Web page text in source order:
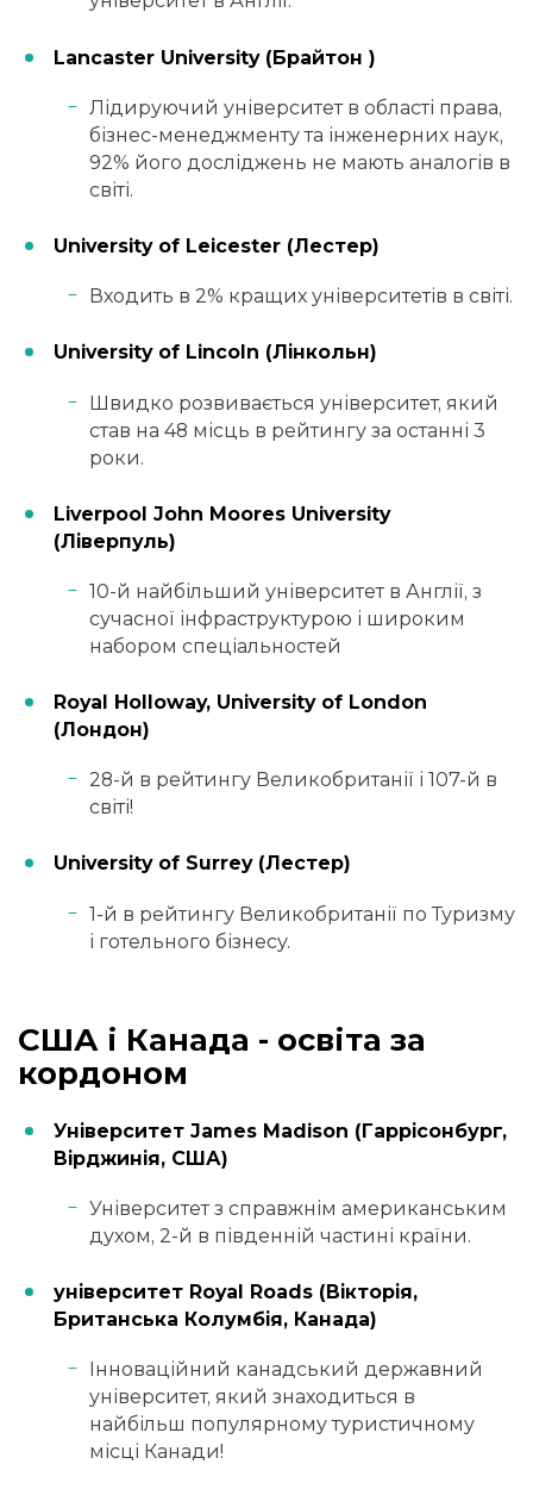
Lancaster University (Брайтон )
Лідируючий університет в області права,
бізнес-менеджменту та інженерних наук,
92% його досліджень не мають аналогів в
світі.
University of Leicester (Лестер)
Входить в 2% кращих університетів в світі.
University of Lincoln (Лінкольн)
Швидко розвивається університет, який
став на 48 місць в рейтингу за останні 3
роки.
Liverpool John Moores University
(Ліверпуль)
10-й найбільший університет в Англії, з
сучасної інфраструктурою і широким
набором спеціальностей
Royal Holloway, University of London
(Лондон)
28-й в рейтингу Великобританії і 107-й в
світі!
University of Surrey (Лестер)
1-й в рейтингу Великобританії по Туризму
і готельного бізнесу.
США і Канада - освіта за
кордоном
Університет James Madison (Гаррісонбург,
Вірджинія, США)
Університет з справжнім американським
духом, 2-й в південній частині країни.
університет Royal Roads (Вікторія,
Британська Колумбія, Канада)
Інноваційний канадський державний
університет, який знаходиться в
найбільш популярному туристичному
місці Канади!